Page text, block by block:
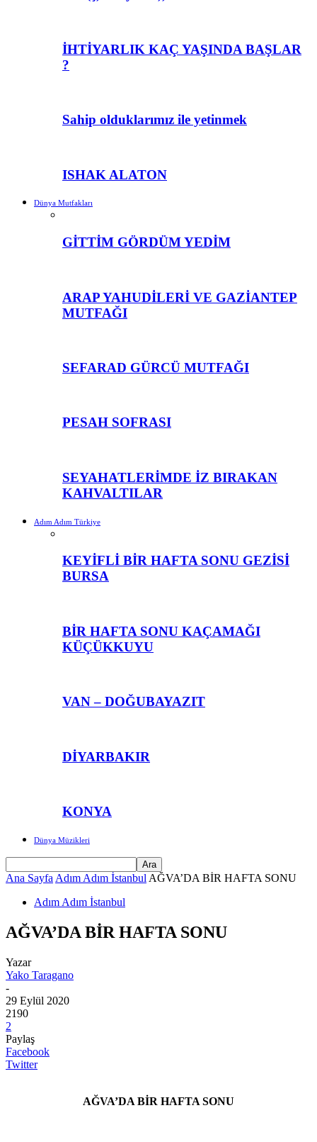
İHTİYARLIK KAÇ YAŞINDA BAŞLAR
?
Sahip olduklarımız ile yetinmek
ISHAK ALATON
Dünya Mutfakları
GİTTİM GÖRDÜM YEDİM
ARAP YAHUDİLERİ VE GAZİANTEP
MUTFAĞI
SEFARAD GÜRCÜ MUTFAĞI
PESAH SOFRASI
SEYAHATLERİMDE İZ BIRAKAN
KAHVALTILAR
Adım Adım Türkiye
KEYİFLİ BİR HAFTA SONU GEZİSİ
BURSA
BİR HAFTA SONU KAÇAMAĞI
KÜÇÜKKUYU
VAN – DOĞUBAYAZIT
DİYARBAKIR
KONYA
Dünya Müzikleri
Ana Sayfa Adım Adım İstanbul AĞVA’DA BİR HAFTA SONU
Adım Adım İstanbul
AĞVA’DA BİR HAFTA SONU
Yazar
Yako Taragano
-
29 Eylül 2020
2190
2
Paylaş
Facebook
Twitter
AĞVA’DA BİR HAFTA SONU